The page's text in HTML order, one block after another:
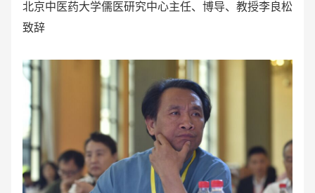
北京中医药大学儒医研究中心主任、博导、教授李良松
致辞